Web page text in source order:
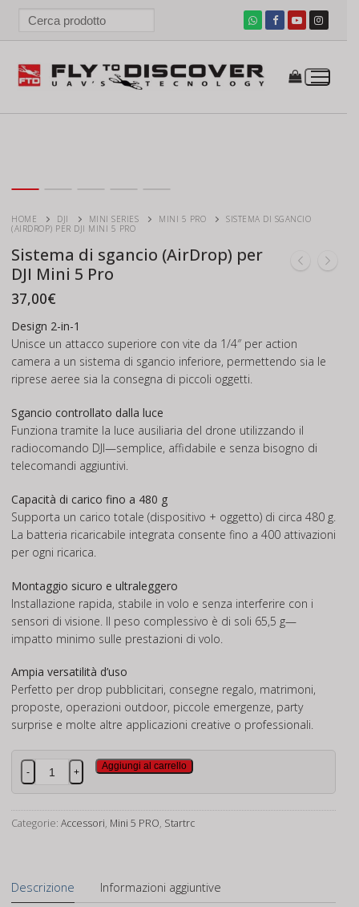
contenuto
HOME DJI MINI SERIES MINI 5 PRO
SISTEMA DI SGANCIO
(AIRDROP) PER DJI MINI 5 PRO
Sistema di sgancio (AirDrop) per
DJI Mini 5 Pro
37,00€
Design 2-in-1
Unisce un attacco superiore con vite da 1/4″ per action
camera a un sistema di sgancio inferiore, permettendo sia le
riprese aeree sia la consegna di piccoli oggetti.
Sgancio controllato dalla luce
Funziona tramite la luce ausiliaria del drone utilizzando il
radiocomando DJI—semplice, affidabile e senza bisogno di
telecomandi aggiuntivi.
Capacità di carico fino a 480 g
Supporta un carico totale (dispositivo + oggetto) di circa 480 g.
La batteria ricaricabile integrata consente fino a 400 attivazioni
per ogni ricarica.
Montaggio sicuro e ultraleggero
Installazione rapida, stabile in volo e senza interferire con i
sensori di visione. Il peso complessivo è di soli 65,5 g—
impatto minimo sulle prestazioni di volo.
Ampia versatilità d’uso
Perfetto per drop pubblicitari, consegne regalo, matrimoni,
proposte, operazioni outdoor, piccole emergenze, party
surprise e molte altre applicazioni creative o professionali.
Sistema
di
(AirDrop)
5
- +
Aggiungi al carrello
Categorie: Accessori, Mini 5 PRO, Startrc
Descrizione Informazioni aggiuntive